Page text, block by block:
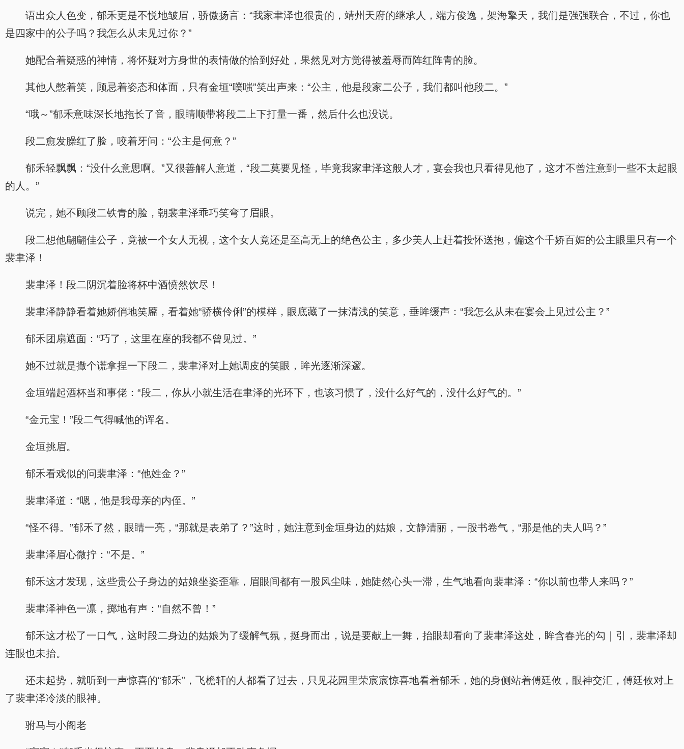
语出众人色变，郁禾更是不悦地皱眉，骄傲扬言：“我家聿泽也很贵的，靖州天府的继承人，端方俊逸，架海擎天，我们是强强联合，不过，你也
是四家中的公子吗？我怎么从未见过你？”
她配合着疑惑的神情，将怀疑对方身世的表情做的恰到好处，果然见对方觉得被羞辱而阵红阵青的脸。
其他人憋着笑，顾忌着姿态和体面，只有金垣“噗嗤”笑出声来：“公主，他是段家二公子，我们都叫他段二。”
“哦～”郁禾意味深长地拖长了音，眼睛顺带将段二上下打量一番，然后什么也没说。
段二愈发臊红了脸，咬着牙问：“公主是何意？”
郁禾轻飘飘：“没什么意思啊。”又很善解人意道，“段二莫要见怪，毕竟我家聿泽这般人才，宴会我也只看得见他了，这才不曾注意到一些不太起眼
的人。”
说完，她不顾段二铁青的脸，朝裴聿泽乖巧笑弯了眉眼。
段二想他翩翩佳公子，竟被一个女人无视，这个女人竟还是至高无上的绝色公主，多少美人上赶着投怀送抱，偏这个千娇百媚的公主眼里只有一个
裴聿泽！
裴聿泽！段二阴沉着脸将杯中酒愤然饮尽！
裴聿泽静静看着她娇俏地笑靥，看着她“骄横伶俐”的模样，眼底藏了一抹清浅的笑意，垂眸缓声：“我怎么从未在宴会上见过公主？”
郁禾团扇遮面：“巧了，这里在座的我都不曾见过。”
她不过就是撒个谎拿捏一下段二，裴聿泽对上她调皮的笑眼，眸光逐渐深邃。
金垣端起酒杯当和事佬：“段二，你从小就生活在聿泽的光环下，也该习惯了，没什么好气的，没什么好气的。”
“金元宝！”段二气得喊他的诨名。
金垣挑眉。
郁禾看戏似的问裴聿泽：“他姓金？”
裴聿泽道：“嗯，他是我母亲的内侄。”
“怪不得。”郁禾了然，眼睛一亮，“那就是表弟了？”这时，她注意到金垣身边的姑娘，文静清丽，一股书卷气，“那是他的夫人吗？”
裴聿泽眉心微拧：“不是。”
郁禾这才发现，这些贵公子身边的姑娘坐姿歪靠，眉眼间都有一股风尘味，她陡然心头一滞，生气地看向裴聿泽：“你以前也带人来吗？”
裴聿泽神色一凛，掷地有声：“自然不曾！”
郁禾这才松了一口气，这时段二身边的姑娘为了缓解气氛，挺身而出，说是要献上一舞，抬眼却看向了裴聿泽这处，眸含春光的勾｜引，裴聿泽却
连眼也未抬。
还未起势，就听到一声惊喜的“郁禾”，飞檐轩的人都看了过去，只见花园里荣宸宸惊喜地看着郁禾，她的身侧站着傅廷攸，眼神交汇，傅廷攸对上
了裴聿泽冷淡的眼神。
驸马与小阁老